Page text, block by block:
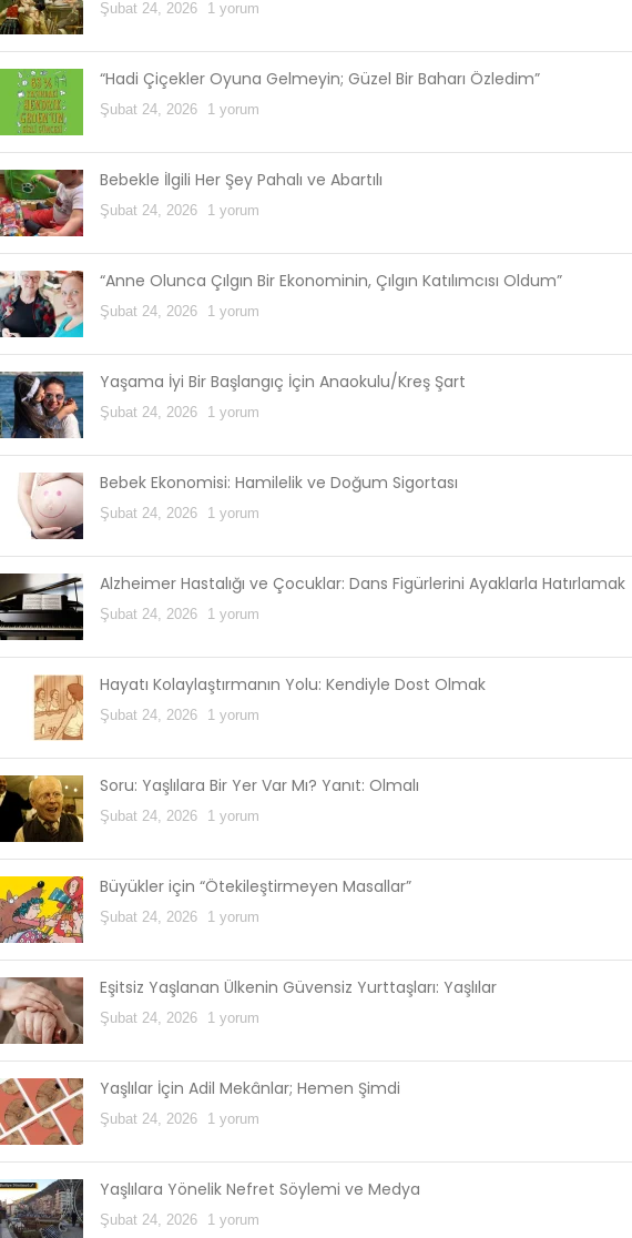
Şubat 24, 2026 1 yorum
“Hadi Çiçekler Oyuna Gelmeyin; Güzel Bir Baharı Özledim”
Şubat 24, 2026 1 yorum
Bebekle İlgili Her Şey Pahalı ve Abartılı
Şubat 24, 2026 1 yorum
“Anne Olunca Çılgın Bir Ekonominin, Çılgın Katılımcısı Oldum”
Şubat 24, 2026 1 yorum
Yaşama İyi Bir Başlangıç İçin Anaokulu/Kreş Şart
Şubat 24, 2026 1 yorum
Bebek Ekonomisi: Hamilelik ve Doğum Sigortası
Şubat 24, 2026 1 yorum
Alzheimer Hastalığı ve Çocuklar: Dans Figürlerini Ayaklarla Hatırlamak
Şubat 24, 2026 1 yorum
Hayatı Kolaylaştırmanın Yolu: Kendiyle Dost Olmak
Şubat 24, 2026 1 yorum
Soru: Yaşlılara Bir Yer Var Mı? Yanıt: Olmalı
Şubat 24, 2026 1 yorum
Büyükler için “Ötekileştirmeyen Masallar”
Şubat 24, 2026 1 yorum
Eşitsiz Yaşlanan Ülkenin Güvensiz Yurttaşları: Yaşlılar
Şubat 24, 2026 1 yorum
Yaşlılar İçin Adil Mekânlar; Hemen Şimdi
Şubat 24, 2026 1 yorum
Yaşlılara Yönelik Nefret Söylemi ve Medya
Şubat 24, 2026 1 yorum